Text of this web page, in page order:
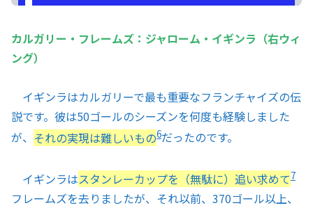
カルガリー・フレームズ：ジャローム・イギンラ（右ウィ
ング）
イギンラはカルガリーで最も重要なフランチャイズの伝
説です。彼は50ゴールのシーズンを何度も経験しました
が、 それの実現は難しいもの6だったのです。
イギンラはスタンレーカップを（無駄に）追い求めて7
フレームズを去りましたが、それ以前、370ゴール以上、